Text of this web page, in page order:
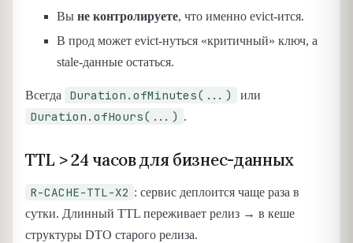
Вы не контролируете, что именно evict-ится.
В прод может evict-нуться «критичный» ключ, а
stale-данные остаться.
Всегда Duration.ofMinutes(...) или
Duration.ofHours(...) .
TTL > 24 часов для бизнес-данных
R-CACHE-TTL-X2 : сервис деплоится чаще раза в
сутки. Длинный TTL переживает релиз → в кеше
структуры DTO старого релиза.